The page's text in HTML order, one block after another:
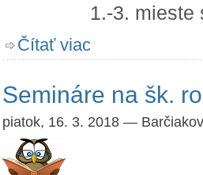
1.-3.
Čítať viac
Semináre na šk.
piatok, 16. 3. 2018 —